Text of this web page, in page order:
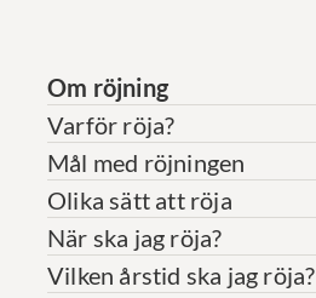
Om röjning
Varför röja?
Mål med röjningen
Olika sätt att röja
När ska jag röja?
Vilken årstid ska jag röja?